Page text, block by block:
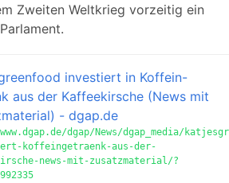
Zweiten Weltkrieg vorzeitig ein
investiert in Koffein-
aus der Kaffeekirsche (News mit
- dgap.de
dgap/News/dgap_media/
koffeingetraenk-aus-der-
news-mit-zusatzmaterial/?